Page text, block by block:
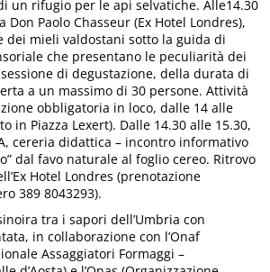
un rifugio per le api selvatiche. Alle14.30
Don Paolo Chasseur (Ex Hotel Londres),
dei mieli valdostani sotto la guida di
che presentano le peculiarità dei
di degustazione, della durata di
a un massimo di 30 persone. Attività
obbligatoria in loco, dalle 14 alle
in Piazza Lexert). Dalle 14.30 alle 15.30,
cereria didattica – incontro informativo
dal favo naturale al foglio cereo. Ritrovo
Hotel Londres (prenotazione
389 8043293).
tra i sapori dell’Umbria con
in collaborazione con l’Onaf
Assaggiatori Formaggi –